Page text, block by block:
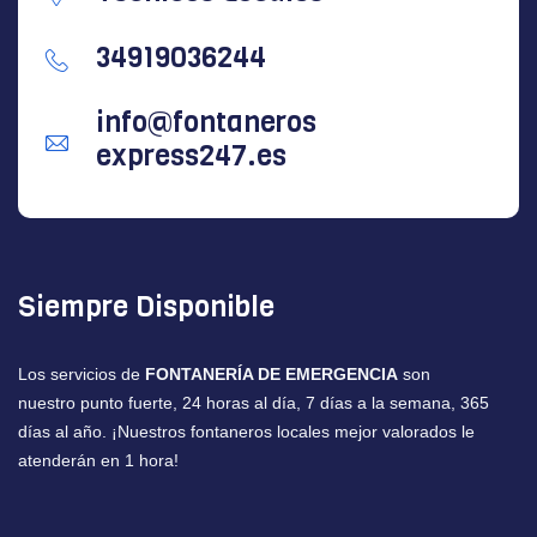
34919036244
info@fontaneros
express247.es
Siempre Disponible
Los servicios de FONTANERÍA DE EMERGENCIA son
nuestro punto fuerte, 24 horas al día, 7 días a la semana, 365
días al año. ¡Nuestros fontaneros locales mejor valorados le
atenderán en 1 hora!